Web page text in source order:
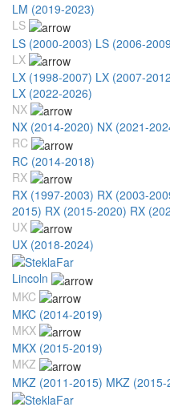
LM (2019-2023)
LS
LS (2000-2003) LS (2006-
LX
LX (1998-2007) LX (2007-
LX (2022-2026)
NX
NX (2014-2020) NX (2021-
RC
RC (2014-2018)
RX
RX (1997-2003) RX (2003-
2015) RX (2015-2020) RX
UX
UX (2018-2024)
Lincoln
MKC
MKC (2014-2019)
MKX
MKX (2015-2019)
MKZ
MKZ (2011-2015) MKZ (2015-